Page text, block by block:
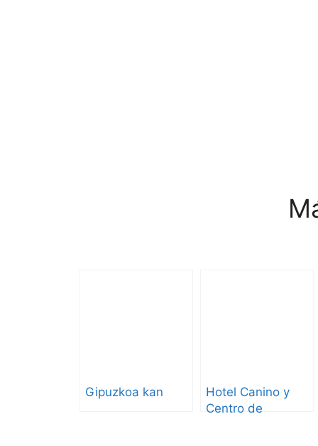
Gipuzkoa kan
Hotel Canino y
Centro de